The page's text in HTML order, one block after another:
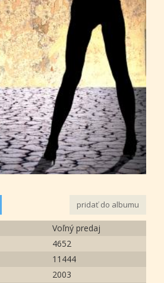
pridať do albumu
Voľný predaj
4652
11444
2003